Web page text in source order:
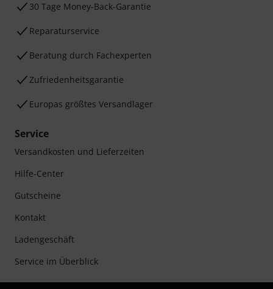
30 Tage Money-Back-Garantie
Reparaturservice
Beratung durch Fachexperten
Zufriedenheitsgarantie
Europas größtes Versandlager
Service
Versandkosten und Lieferzeiten
Hilfe-Center
Gutscheine
Kontakt
Ladengeschäft
Service im Überblick